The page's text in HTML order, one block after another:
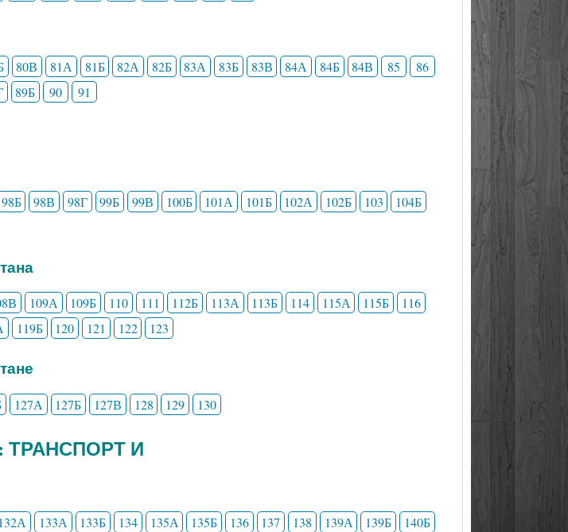
80В 81А 81Б 82А 82Б 83А 83Б 83В 84А 84Б 84В 85
86
89Б 90 91
98Б 98В 98Г 99Б 99В 100Б 101А 101Б 102А 102Б 103
104Б
109А 109Б 110 111 112Б 113А 113Б 114 115А 115Б
116
119Б 120 121 122 123
127А 127Б 127В 128 129 130
ТРАНСПОРТ И
132А 133А 133Б 134 135А 135Б 136 137 138 139А 139Б
140Б